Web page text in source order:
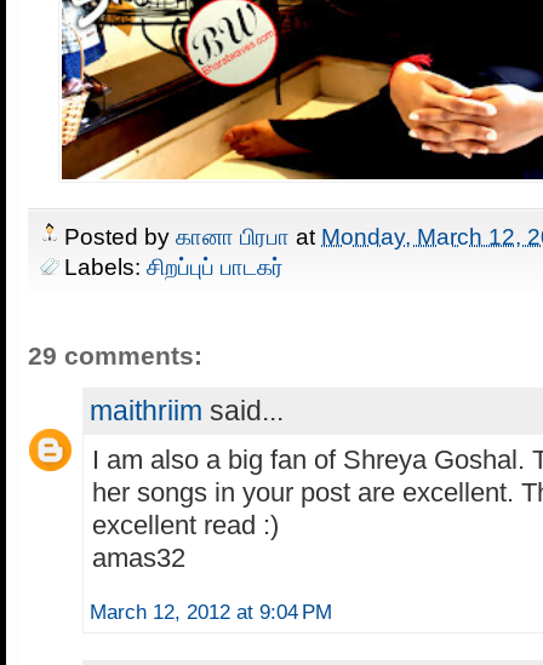
Posted by கானா பிரபா at Monday, March 12,
Labels: சிறப்புப் பாடகர்
29 comments:
maithriim said...
I am also a big fan of Shreya Goshal.
her songs in your post are excellent.
excellent read :)
amas32
March 12, 2012 at 9:04 PM